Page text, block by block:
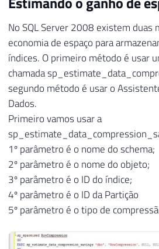
No SQL Server 2008 existem duas
economia de espaço para
índices. O primeiro método é usar
chamada
segundo método é usar o
Dados.
Primeiro vamos usar a
1º parâmetro é o nome do schema;
2º parâmetro é o nome do objeto;
3º parâmetro é o ID do índice;
4º parâmetro é o ID da Partição
5º parâmetro é o tipo de